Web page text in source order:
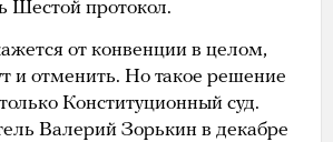
Шестой протокол.
от конвенции в целом,
и отменить. Но такое решение
Конституционный суд.
Валерий Зорькин в декабре